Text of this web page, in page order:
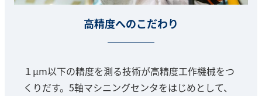
高精度へのこだわり
１μm以下の精度を測る技術が高精度工作機械をつ
くりだす。5軸マシニングセンタをはじめとして、